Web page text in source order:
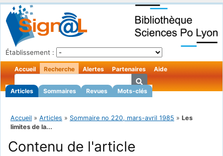
Établissement :
Accueil Recherche
Articles Sommaires Revues Mots-clés
Alertes Partenaires Aide
Accueil » Articles » Sommaire no 220, mars-avril 1985 » Les
limites de la...
Contenu de l'article